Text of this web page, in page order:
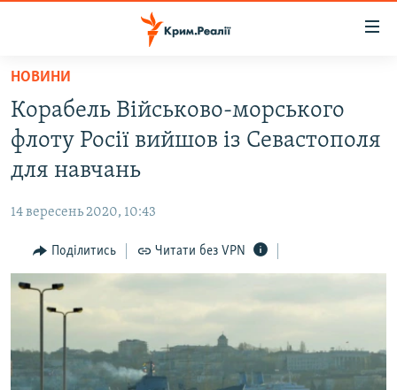
Перейти
основного
матеріалу
Перейти
до
основної
навігації
Перейти
до
пошуку
НОВИНИ
ВОДА.КРИМ
ВІДЕО ТА ФОТО
БЛОГИ
ПОГЛЯД
ІНТЕРВ'Ю
ВСЕ ЗА ДЕНЬ
СПЕЦПРОЕКТИ
ДЕПОРТАЦІЯ
ЯК ОБІЙТИ БЛОКУВАННЯ
НОВИНИ
Корабель Військово-морського
флоту Росії вийшов із Севастополя
для навчань
14 вересень 2020, 10:43
Поділитись Читати без VPN